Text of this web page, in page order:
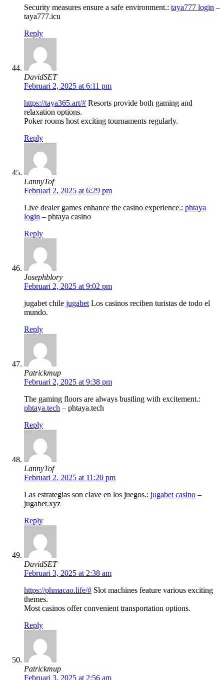
Security measures ensure a safe environment.: taya777 login –
taya777.icu
Reply
DavidSET
Februari 2, 2025 at 6:11 pm
https://taya365.art/# Resorts provide both gaming and
relaxation options.
Poker rooms host exciting tournaments regularly.
Reply
LannyTof
Februari 2, 2025 at 6:29 pm
Live dealer games enhance the casino experience.: phtaya
login – phtaya casino
Reply
Josephblory
Februari 2, 2025 at 9:02 pm
jugabet chile jugabet Los casinos reciben turistas de todo el
mundo.
Reply
Patrickmup
Februari 2, 2025 at 9:38 pm
The gaming floors are always bustling with excitement.:
phtaya.tech – phtaya.tech
Reply
LannyTof
Februari 2, 2025 at 11:20 pm
Las estrategias son clave en los juegos.: jugabet casino –
jugabet.xyz
Reply
DavidSET
Februari 3, 2025 at 2:38 am
https://phmacao.life/# Slot machines feature various exciting
themes.
Most casinos offer convenient transportation options.
Reply
Patrickmup
Februari 3, 2025 at 2:56 am